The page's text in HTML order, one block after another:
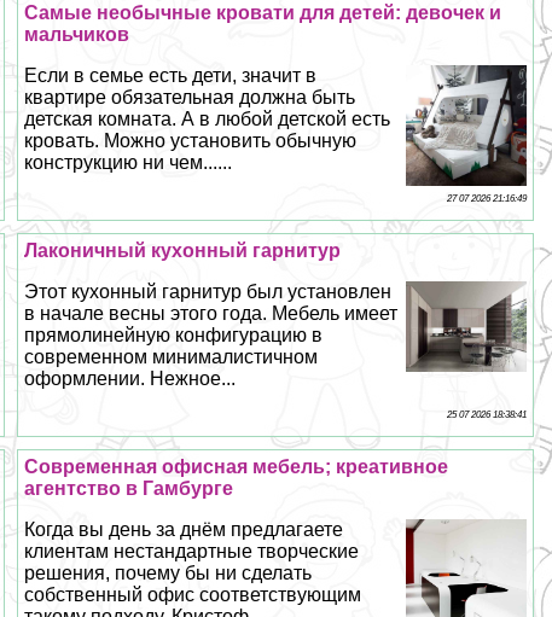
Самые необычные кровати для детей: девочек и
мальчиков
Если в семье есть дети, значит в
квартире обязательная должна быть
детская комната. А в любой детской есть
кровать. Можно установить обычную
конструкцию ни чем......
27 07 2026 21:16:49
Лаконичный кухонный гарнитур
Этот кухонный гарнитур был установлен
в начале весны этого года. Мебель имеет
прямолинейную конфигурацию в
современном минималистичном
оформлении. Нежное...
25 07 2026 18:38:41
Современная офисная мебель; креативное
агентство в Гамбурге
Когда вы день за днём предлагаете
клиентам нестандартные творческие
решения, почему бы ни сделать
собственный офис соответствующим